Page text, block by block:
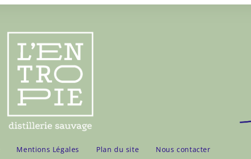
Mentions Légales Plan du site Nous contacter